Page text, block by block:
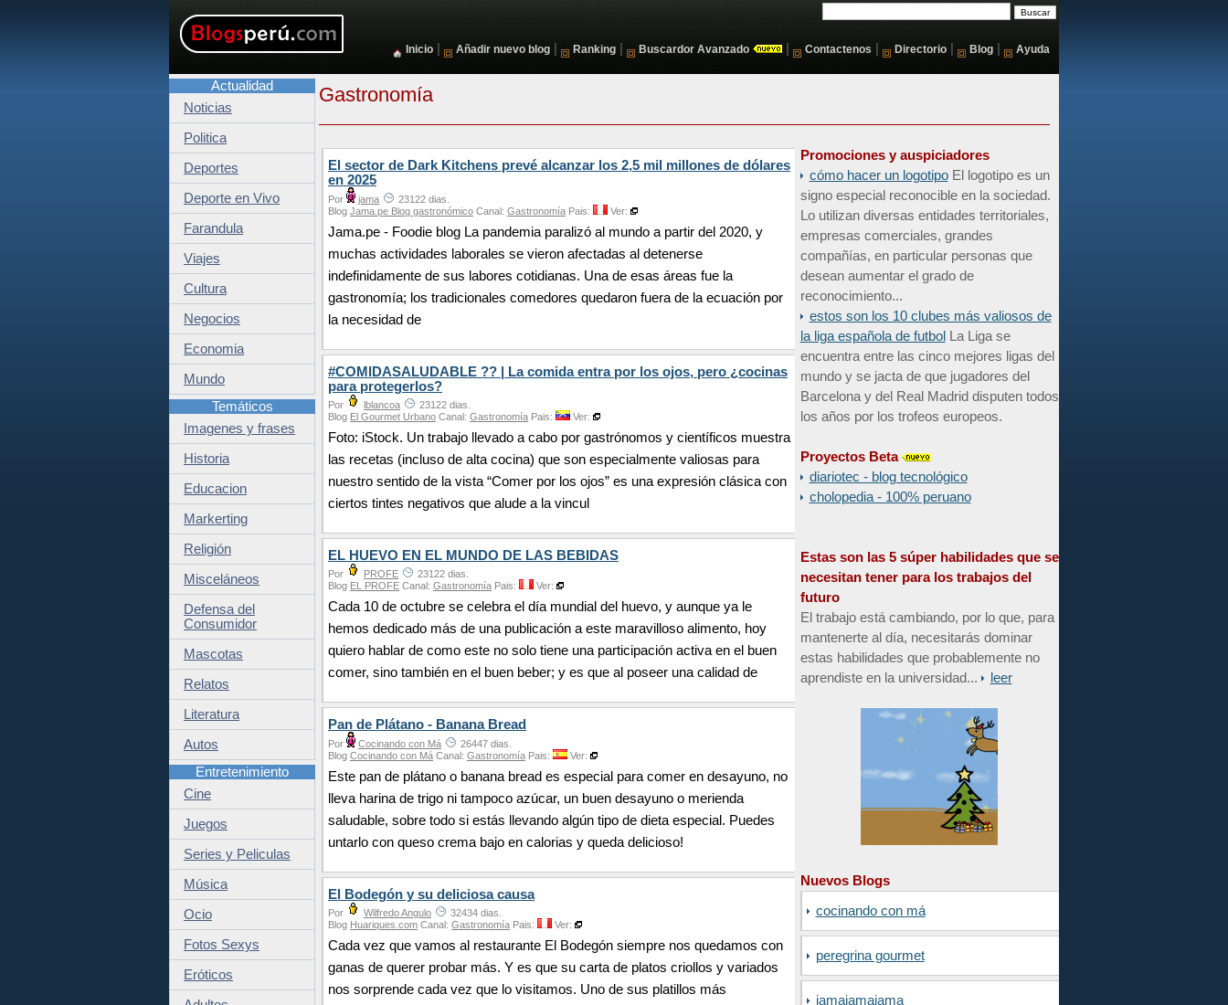
Inicio Añadir nuevo blog Ranking Buscardor Avanzado Contactenos Directorio Blog Ayuda
Gastronomía
Promociones y auspiciadores
cómo hacer un logotipoEl logotipo es un
signo especial reconocible en la sociedad.
Lo utilizan diversas entidades territoriales,
empresas comerciales, grandes
compañías, en particular personas que
desean aumentar el grado de
reconocimiento...
estos son los 10 clubes más valiosos de
la liga española de futbolLa Liga se
encuentra entre las cinco mejores ligas del
mundo y se jacta de que jugadores del
Barcelona y del Real Madrid disputen todos
los años por los trofeos europeos.
Proyectos Beta
diariotec - blog tecnológico
cholopedia - 100% peruano
Estas son las 5 súper habilidades que se
necesitan tener para los trabajos del
futuro
El trabajo está cambiando, por lo que, para
mantenerte al día, necesitarás dominar
estas habilidades que probablemente no
aprendiste en la universidad...
leer
Nuevos Blogs
cocinando con má
peregrina gourmet
jamajamajama
El sector de Dark Kitchens prevé alcanzar los 2,5 mil millones de dólares
en 2025
Por jama
23122 dias.
Blog Jama.pe Blog gastronómico Canal: Gastronomía Pais: Ver:
Jama.pe - Foodie blog La pandemia paralizó al mundo a partir del 2020, y
muchas actividades laborales se vieron afectadas al detenerse
indefinidamente de sus labores cotidianas. Una de esas áreas fue la
gastronomía; los tradicionales comedores quedaron fuera de la ecuación por
la necesidad de
#COMIDASALUDABLE ?? | La comida entra por los ojos, pero ¿cocinas
para protegerlos?
Por lblancoa
23122 dias.
Blog El Gourmet Urbano Canal: Gastronomía Pais: Ver:
Foto: iStock. Un trabajo llevado a cabo por gastrónomos y científicos muestra
las recetas (incluso de alta cocina) que son especialmente valiosas para
nuestro sentido de la vista “Comer por los ojos” es una expresión clásica con
ciertos tintes negativos que alude a la vincul
EL HUEVO EN EL MUNDO DE LAS BEBIDAS
Por PROFE
23122 dias.
Blog EL PROFE Canal: Gastronomía Pais: Ver:
Cada 10 de octubre se celebra el día mundial del huevo, y aunque ya le
hemos dedicado más de una publicación a este maravilloso alimento, hoy
quiero hablar de como este no solo tiene una participación activa en el buen
comer, sino también en el buen beber; y es que al poseer una calidad de
Pan de Plátano - Banana Bread
Por Cocinando con Má
26447 dias.
Blog Cocinando con Má Canal: Gastronomía Pais: Ver:
Este pan de plátano o banana bread es especial para comer en desayuno, no
lleva harina de trigo ni tampoco azúcar, un buen desayuno o merienda
saludable, sobre todo si estás llevando algún tipo de dieta especial. Puedes
untarlo con queso crema bajo en calorias y queda delicioso!
El Bodegón y su deliciosa causa
Por Wilfredo Angulo
32434 dias.
Blog Huariques.com Canal: Gastronomía Pais: Ver:
Cada vez que vamos al restaurante El Bodegón siempre nos quedamos con
ganas de querer probar más. Y es que su carta de platos criollos y variados
nos sorprende cada vez que lo visitamos. Uno de sus platillos más
Actualidad
Noticias
Politica
Deportes
Deporte en Vivo
Farandula
Viajes
Cultura
Negocios
Economia
Mundo
Temáticos
Imagenes y frases
Historia
Educacion
Markerting
Religión
Misceláneos
Defensa del
Consumidor
Mascotas
Relatos
Literatura
Autos
Entretenimiento
Cine
Juegos
Series y Peliculas
Música
Ocio
Fotos Sexys
Eróticos